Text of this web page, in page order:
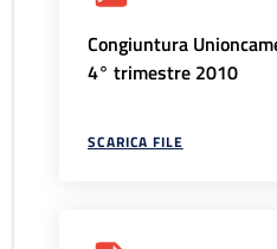
Congiuntura
4° trimestre 2010
SCARICA FILE